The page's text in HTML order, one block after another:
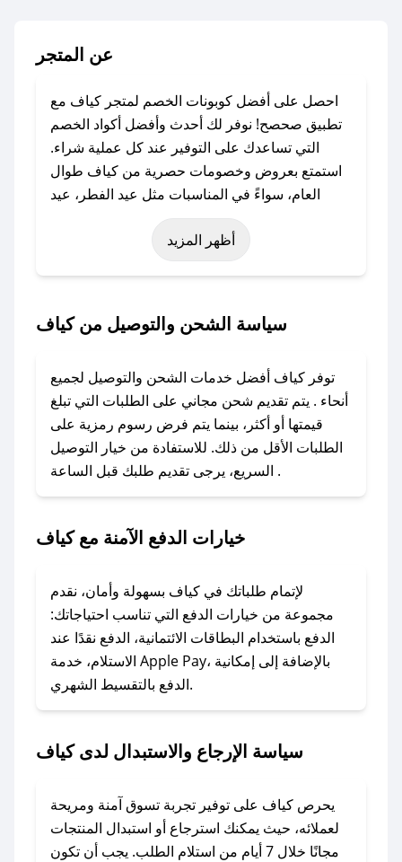
عن المتجر
احصل على أفضل كوبونات الخصم لمتجر كياف مع
تطبيق صحصح! نوفر لك أحدث وأفضل أكواد الخصم
التي تساعدك على التوفير عند كل عملية شراء.
استمتع بعروض وخصومات حصرية من كياف طوال
العام، سواءً في المناسبات مثل عيد الفطر، عيد
الأضحى، الجمعة البيضاء (شهر نوفمبر)، رمضان،
اليوم الوطني، يوم التأسيس، أو حتى عروض خاصة
باستخدام تطبيق صحصح، يمكنك العثور بسهولة على
تواصل معنا عبر تويتر أو البريد الإلكتروني لإضافته
بسرعة.
### كيفية استخدام كود خصم كياف؟
1. انسخ كود الخصم من تطبيق صحصح.
2. الصقه في خانة الدفع عند التسوق من كياف.
### ماذا أفعل إذا لم يعمل كود الخصم؟
الرسائل الخاصة على تويتر أو البريد الإلكتروني،
وسنقوم بحل المشكلة في أسرع وقت ممكن.
### ماذا أفعل إذا لم أجد كود خصم لمتجري
المفضل؟
في حال عدم توفر كوبونات لمتجرك المفضل، يمكنك
أسرع وقت ممكن.
### كيف تحصل على كوبونات خصم حصرية من
كياف؟
للحصول على كوبونات وخصومات حصرية، قم بما
أظهر المزيد
سياسة الشحن والتوصيل من كياف
توفر كياف أفضل خدمات الشحن والتوصيل لجميع
أنحاء . يتم تقديم شحن مجاني على الطلبات التي تبلغ
قيمتها أو أكثر، بينما يتم فرض رسوم رمزية على
الطلبات الأقل من ذلك. للاستفادة من خيار التوصيل
السريع، يرجى تقديم طلبك قبل الساعة .
خيارات الدفع الآمنة مع كياف
لإتمام طلباتك في كياف بسهولة وأمان، نقدم
مجموعة من خيارات الدفع التي تناسب احتياجاتك:
الدفع باستخدام البطاقات الائتمانية، الدفع نقدًا عند
الاستلام، خدمة Apple Pay، بالإضافة إلى إمكانية
الدفع بالتقسيط الشهري.
سياسة الإرجاع والاستبدال لدى كياف
يحرص كياف على توفير تجربة تسوق آمنة ومريحة
لعملائه، حيث يمكنك استرجاع أو استبدال المنتجات
مجانًا خلال 7 أيام من استلام الطلب. يجب أن تكون